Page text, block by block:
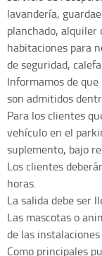
lavandería,
planchado, alquiler
habitaciones para
de seguridad,
Informamos de
son admitidos
Para los clientes
vehículo en el
suplemento, bajo
Los clientes
horas.
La salida debe ser
Las mascotas o
de las
Como principales